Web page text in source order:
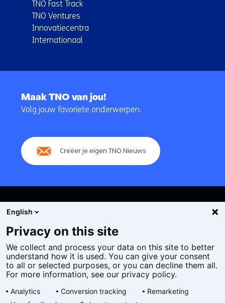
TNO Fast Track
TNO Ventures
Innovatiecentra
Internationaal
navigatie
Maak TNO van jou!
Volg jouw favoriete onderwerpen.
Creëer je eigen TNO Nieuws
Cookies
Privacy statement
Toegankelijkheid
Algemene voorwaarden
English
Privacy on this site
We collect and process your data on this site to better
understand how it is used. You can give your consent
to all or selected purposes, or you can decline them all.
For more information, see our privacy policy.
Analytics Conversion tracking
Remarketing